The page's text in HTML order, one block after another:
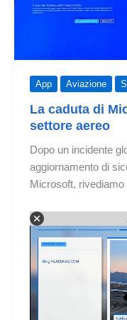
App Aviazione
La caduta di
settore aereo
Dopo un incidente
aggiornamento di
Microsoft,